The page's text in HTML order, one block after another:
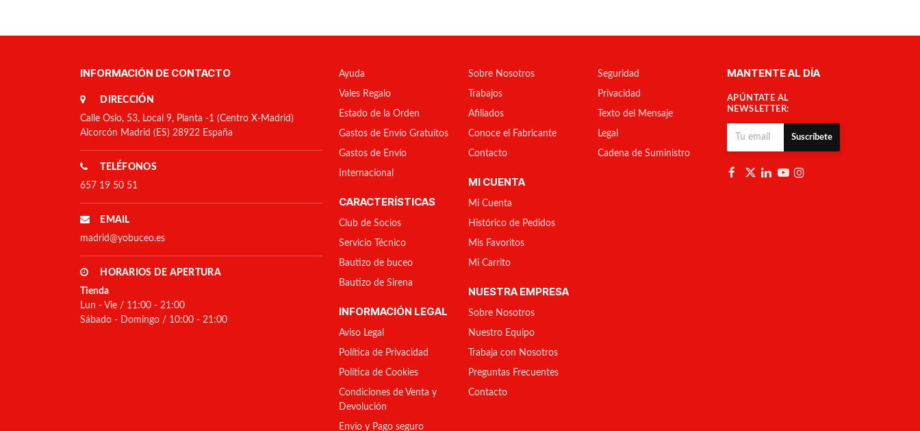
INFORMACIÓN DE CONTACTO
DIRECCIÓN
Calle Oslo, 53, Local 9, Planta -1 (Centro X-Madrid)
Alcorcón Madrid (ES) 28922 España
TELÉFONOS
657 19 50 51
EMAIL
madrid@yobuceo.es
HORARIOS DE APERTURA
Tienda
Lun - Vie / 11:00 - 21:00
Sábado - Domingo / 10:00 - 21:00
Ayuda
Vales Regalo
Estado de la Orden
Gastos de Envío Gratuitos
Gastos de Envío
Internacional
CARACTERÍSTICAS
Club de Socios
Servicio Técnico
Bautizo de buceo
Bautizo de Sirena
INFORMACIÓN LEGAL
Aviso Legal
Política de Privacidad
Política de Cookies
Condiciones de Venta y
Devolución
Envío y Pago seguro
Sobre Nosotros
Trabajos
Afiliados
Conoce el Fabricante
Contacto
MI CUENTA
Mi Cuenta
Histórico de Pedidos
Mis Favoritos
Mi Carrito
NUESTRA EMPRESA
Sobre Nosotros
Nuestro Equipo
Trabaja con Nosotros
Preguntas Frecuentes
Contacto
Seguridad
Privacidad
Texto del Mensaje
Legal
Cadena de Suministro
MANTENTE AL DÍA
APÚNTATE AL
NEWSLETTER:
Suscríbete